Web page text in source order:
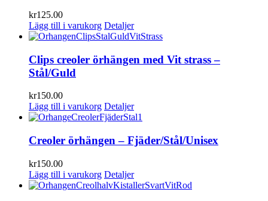
kr125.00
Lägg till i varukorg Detaljer
Clips creoler örhängen med Vit strass –
Stål/Guld
kr150.00
Lägg till i varukorg Detaljer
Creoler örhängen – Fjäder/Stål/Unisex
kr150.00
Lägg till i varukorg Detaljer